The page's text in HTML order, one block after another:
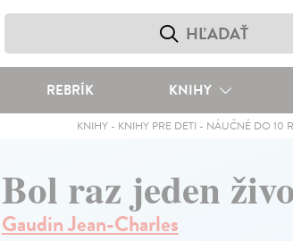
REBRÍK KNIHY
KNIHY- KNIHY PRE DETI - NÁUČNÉ DO 10
Bol raz jeden
Gaudin Jean-Charles